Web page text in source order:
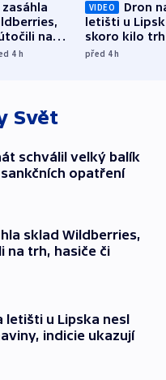
na
či
4 h
VIDEO
Dron
letišti u
skoro kilo
indicie
před 4h
Svět
schválil velký balík
opatření
sklad Wildberries,
na trh, hasiče či
letišti u Lipska nesl
indicie ukazují